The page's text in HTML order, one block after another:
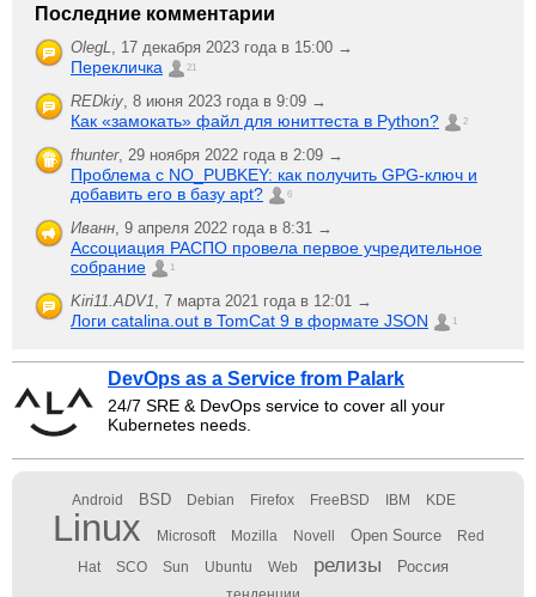
Последние комментарии
OlegL, 17 декабря 2023 года в 15:00 →
Перекличка 21
REDkiy, 8 июня 2023 года в 9:09 →
Как «замокать» файл для юниттеста в Python? 2
fhunter, 29 ноября 2022 года в 2:09 →
Проблема с NO_PUBKEY: как получить GPG-ключ и
добавить его в базу apt?
6
Иванн, 9 апреля 2022 года в 8:31 →
Ассоциация РАСПО провела первое учредительное
собрание
1
Kiri11.ADV1, 7 марта 2021 года в 12:01 →
Логи catalina.out в TomCat 9 в формате JSON 1
DevOps as a Service from Palark
24/7 SRE & DevOps service to cover all your
Kubernetes needs.
Android BSD Debian Firefox FreeBSD IBM KDE
Linux Microsoft Mozilla Novell Open Source Red
Hat SCO Sun Ubuntu Web релизы Россия